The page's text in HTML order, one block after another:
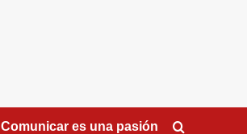
Comunicar es una pasión